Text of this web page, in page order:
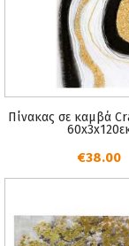
Πίνακας σε καμβά
€38.00